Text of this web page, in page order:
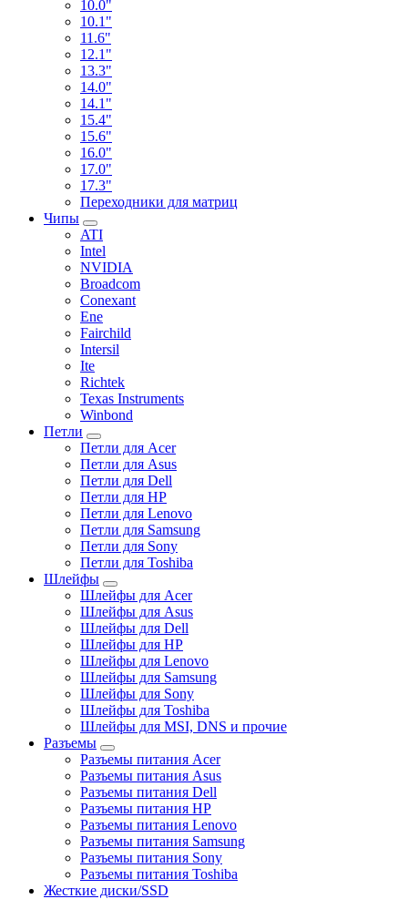
10.0"
10.1"
11.6"
12.1"
13.3"
14.0"
14.1"
15.4"
15.6"
16.0"
17.0"
17.3"
Переходники для матриц
Чипы
ATI
Intel
NVIDIA
Broadcom
Conexant
Ene
Fairchild
Intersil
Ite
Richtek
Texas Instruments
Winbond
Петли
Петли для Acer
Петли для Asus
Петли для Dell
Петли для HP
Петли для Lenovo
Петли для Samsung
Петли для Sony
Петли для Toshiba
Шлейфы
Шлейфы для Acer
Шлейфы для Asus
Шлейфы для Dell
Шлейфы для HP
Шлейфы для Lenovo
Шлейфы для Samsung
Шлейфы для Sony
Шлейфы для Toshiba
Шлейфы для MSI, DNS и прочие
Разъемы
Разъемы питания Acer
Разъемы питания Asus
Разъемы питания Dell
Разъемы питания HP
Разъемы питания Lenovo
Разъемы питания Samsung
Разъемы питания Sony
Разъемы питания Toshiba
Жесткие диски/SSD